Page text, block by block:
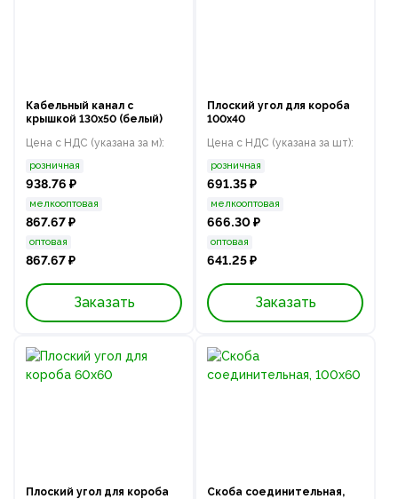
Кабельный канал с
крышкой 130х50 (белый)
Цена с НДС (указана за м):
розничная
938.76 ₽
мелкооптовая
867.67 ₽
оптовая
867.67 ₽
Заказать
Плоский угол для короба
100х40
Цена с НДС (указана за шт):
розничная
691.35 ₽
мелкооптовая
666.30 ₽
оптовая
641.25 ₽
Заказать
Плоский угол для короба Скоба соединительная,